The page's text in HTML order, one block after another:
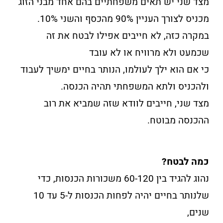
מכניס לצורך העניין 90% מהכסף והשני 10%.
במקרה כזה, לא חייבים אפילו לבטח את זה
שכמעט ולא מרוויח או לא עובד
כי אם הוא ילך לעולמו, הנותר בחיים ימשיך לעבוד
ולהכניס ולתא המשפחתי תהיה הכנסה.
מצד שני, חייבים לוודא שזה שמביא את רוב
ההכנסה מבוטח.
כמה לבטח?
נהוג להגיד בין 60-120 משכורות הכנסות, כדי
שלנותר בחיים יהיה לפחות הכנסות ל-5 עד 10
שנים,